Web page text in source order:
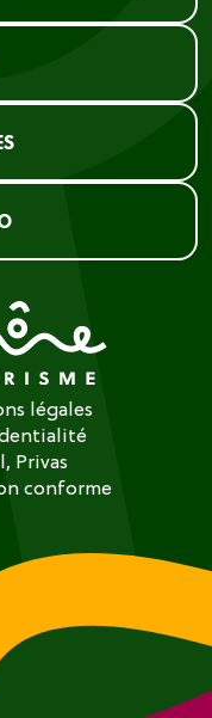
légales
Privas
conforme